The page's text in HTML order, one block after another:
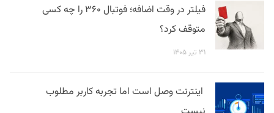
فیلتر در وقت اضافه؛ فوتبال ۳۶۰ را چه کسی
متوقف کرد؟
۳۱ تیر ۱۴۰۵
اینترنت وصل است اما تجربه کاربر مطلوب